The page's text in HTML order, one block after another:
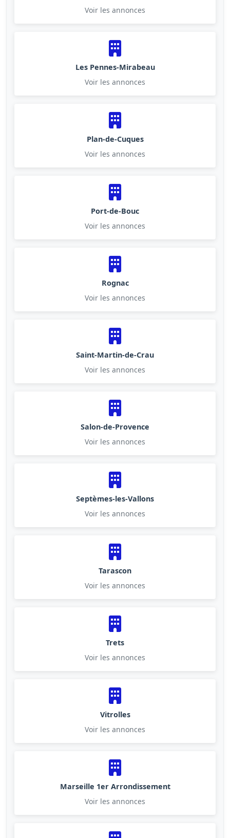
Voir les annonces
Les Pennes-Mirabeau
Voir les annonces
Plan-de-Cuques
Voir les annonces
Port-de-Bouc
Voir les annonces
Rognac
Voir les annonces
Saint-Martin-de-Crau
Voir les annonces
Salon-de-Provence
Voir les annonces
Septèmes-les-Vallons
Voir les annonces
Tarascon
Voir les annonces
Trets
Voir les annonces
Vitrolles
Voir les annonces
Marseille 1er Arrondissement
Voir les annonces